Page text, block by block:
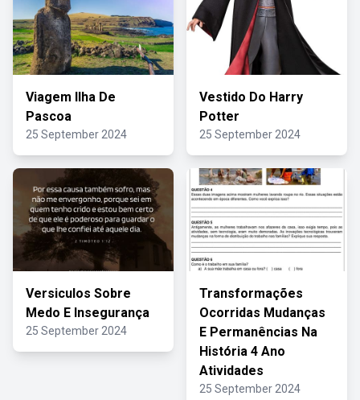
Viagem Ilha De
Pascoa
25 September 2024
Vestido Do Harry
Potter
25 September 2024
Versiculos Sobre
Medo E Insegurança
25 September 2024
Transformações
Ocorridas Mudanças
E Permanências Na
História 4 Ano
Atividades
25 September 2024